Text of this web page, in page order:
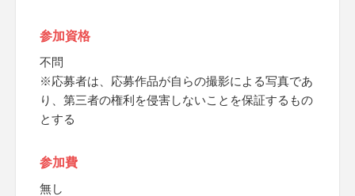
参加資格
不問
※応募者は、応募作品が自らの撮影による写真であ
り、第三者の権利を侵害しないことを保証するもの
とする
参加費
無し